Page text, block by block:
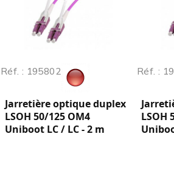
Réf. : 195802
Jarretière optique duplex
LSOH 50/125 OM4
Uniboot LC / LC - 2 m
Réf. :
LSOH